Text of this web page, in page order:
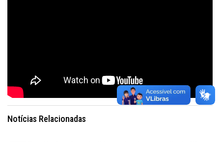
Notícias Relacionadas